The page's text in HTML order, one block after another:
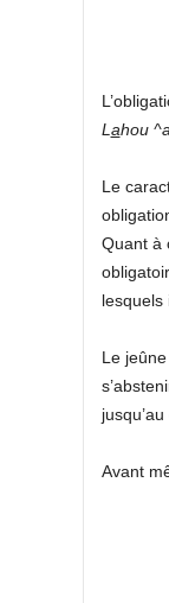
L ahou
Le
Quant à
lesquels
Le
Avant